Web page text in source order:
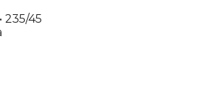
235/45